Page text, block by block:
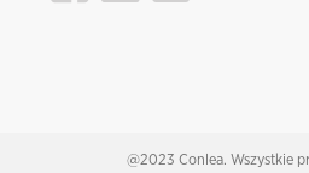
@2023 Conlea. Wszystkie